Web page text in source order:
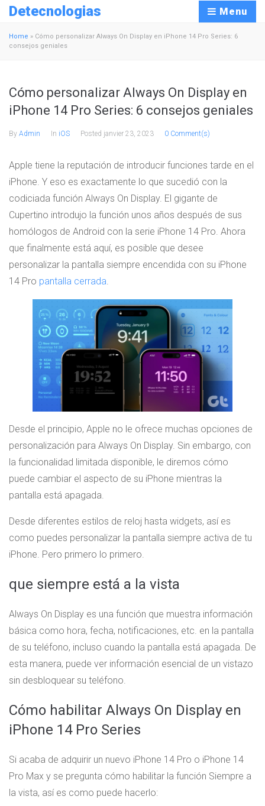
Detecnologias Menu
Home » Cómo personalizar Always On Display en iPhone 14 Pro Series: 6
consejos geniales
Cómo personalizar Always On Display en
iPhone 14 Pro Series: 6 consejos geniales
By Admin In iOS Posted janvier 23, 2023 0 Comment(s)
Apple tiene la reputación de introducir funciones tarde en el
iPhone. Y eso es exactamente lo que sucedió con la
codiciada función Always On Display. El gigante de
Cupertino introdujo la función unos años después de sus
homólogos de Android con la serie iPhone 14 Pro. Ahora
que finalmente está aquí, es posible que desee
personalizar la pantalla siempre encendida con su iPhone
14 Pro pantalla cerrada.
Desde el principio, Apple no le ofrece muchas opciones de
personalización para Always On Display. Sin embargo, con
la funcionalidad limitada disponible, le diremos cómo
puede cambiar el aspecto de su iPhone mientras la
pantalla está apagada.
Desde diferentes estilos de reloj hasta widgets, así es
como puedes personalizar la pantalla siempre activa de tu
iPhone. Pero primero lo primero.
que siempre está a la vista
Always On Display es una función que muestra información
básica como hora, fecha, notificaciones, etc. en la pantalla
de su teléfono, incluso cuando la pantalla está apagada. De
esta manera, puede ver información esencial de un vistazo
sin desbloquear su teléfono.
Cómo habilitar Always On Display en
iPhone 14 Pro Series
Si acaba de adquirir un nuevo iPhone 14 Pro o iPhone 14
Pro Max y se pregunta cómo habilitar la función Siempre a
la vista, así es como puede hacerlo: